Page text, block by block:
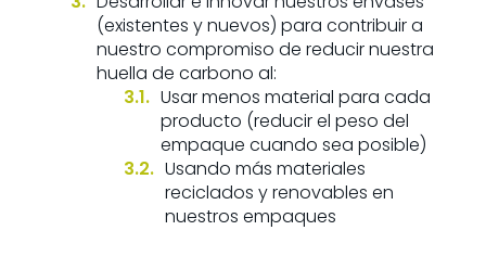
(existentes y nuevos) para contribuir a
nuestro compromiso de reducir nuestra
huella de carbono al:
Usar menos material para cada
producto (reducir el peso del
empaque cuando sea posible)
Usando más materiales
reciclados y renovables en
nuestros empaques